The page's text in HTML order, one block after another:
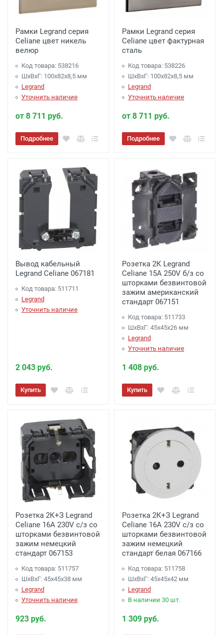
Рамки Legrand серия
Celiane цвет никель
велюр
Код товара: 538216
ШхВхГ: 100x82x8,5 мм
Legrand
Уточнить наличие
от 8 711 руб.
Подробнее
Рамки Legrand серия
Celiane цвет фактурная
сталь
Код товара: 538226
ШхВхГ: 100x82x8,5 мм
Legrand
Уточнить наличие
от 8 711 руб.
Подробнее
Вывод кабельный
Legrand Celiane 067181
Код товара: 511711
Legrand
Уточнить наличие
2 043 руб.
Купить
Розетка 2К Legrand
Celiane 15A 250V б/з со
шторками безвинтовой
зажим американский
стандарт 067151
Код товара: 511733
ШхВхГ: 45x45x26 мм
Legrand
Уточнить наличие
1 408 руб.
Купить
Розетка 2К+З Legrand
Celiane 16A 230V с/з со
шторками безвинтовой
зажим немецкий
стандарт 067153
Код товара: 511757
ШхВхГ: 45x45x38 мм
Legrand
Уточнить наличие
923 руб.
Розетка 2К+З Legrand
Celiane 16A 230V с/з со
шторками безвинтовой
зажим немецкий
стандарт белая 067166
Код товара: 511758
ШхВхГ: 45x45x42 мм
Legrand
В наличии 30 шт.
1 309 руб.